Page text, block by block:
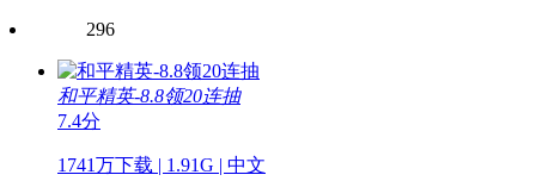
296
和平精英-8.8领20连抽
7.4分
1741万下载 | 1.91G | 中文